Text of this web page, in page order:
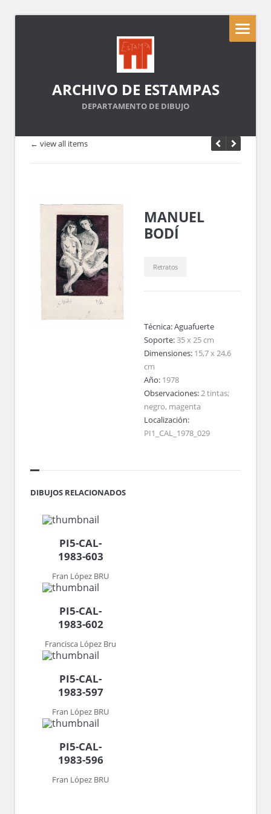
ARCHIVO DE ESTAMPAS
DEPARTAMENTO DE DIBUJO
← view all items
MANUEL
BODÍ
Retratos
Técnica:Aguafuerte
Soporte:35 x 25 cm
Dimensiones: 15,7 x 24,6
cm
Año: 1978
Observaciones:2 tintas;
negro, magenta
Localización:
PI1_CAL_1978_029
DIBUJOS RELACIONADOS
PI5-CAL-
1983-603
Fran López BRU
PI5-CAL-
1983-602
Francisca López Bru
PI5-CAL-
1983-597
Fran López BRU
PI5-CAL-
1983-596
Fran López BRU